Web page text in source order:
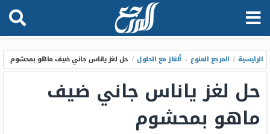
الرئيسية / المرجع المنوع ، ألغاز مع الحلول / حل لغز ياناس جاني ضيف ماهو بمحشوم
حل لغز ياناس جاني ضيف
ماهو بمحشوم